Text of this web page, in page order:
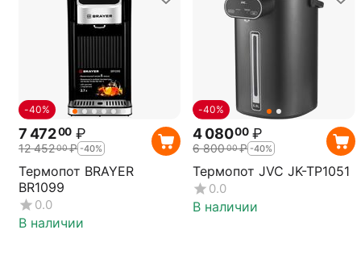
-40%
7 47200 ₽
12 45200₽ -40%
Термопот BRAYER
BR1099
0.0
В наличии
-40%
4 08000 ₽
6 80000₽ -40%
Термопот JVC JK-TP1051
0.0
В наличии